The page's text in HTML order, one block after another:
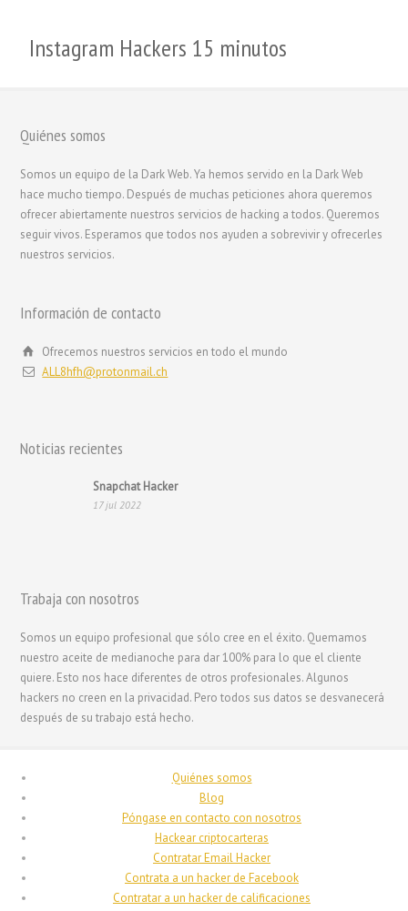
Instagram Hackers 15 minutos
Quiénes somos
Somos un equipo de la Dark Web. Ya hemos servido en la Dark Web
hace mucho tiempo. Después de muchas peticiones ahora queremos
ofrecer abiertamente nuestros servicios de hacking a todos. Queremos
seguir vivos. Esperamos que todos nos ayuden a sobrevivir y ofrecerles
nuestros servicios.
Información de contacto
Ofrecemos nuestros servicios en todo el mundo
ALL8hfh@protonmail.ch
Noticias recientes
Snapchat Hacker
17 jul 2022
Trabaja con nosotros
Somos un equipo profesional que sólo cree en el éxito. Quemamos
nuestro aceite de medianoche para dar 100% para lo que el cliente
quiere. Esto nos hace diferentes de otros profesionales. Algunos
hackers no creen en la privacidad. Pero todos sus datos se desvanecerá
después de su trabajo está hecho.
Quiénes somos
Blog
Póngase en contacto con nosotros
Hackear criptocarteras
Contratar Email Hacker
Contrata a un hacker de Facebook
Contratar a un hacker de calificaciones
Deutsch (Österreich)
Deutsch (Schweiz)
فارسی
Suomi
עִבְרִית
Română
简体中文
香港中文
繁體中文